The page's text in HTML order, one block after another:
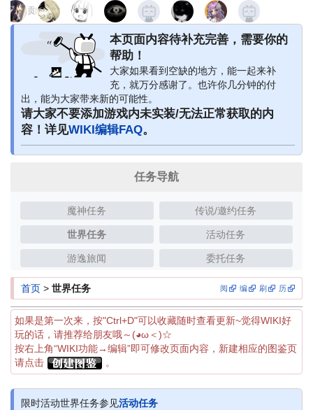
跳
到
跳
到
页面贡献者 :
本页面内容待补充完善，需要你的
帮助！
大家如果看到空缺的地方，能一起来补
充，就万分感谢了。也许你几分钟的付
出，能为大家带来新的可能性。
请大家不要添加游戏内未实装/无法正常获取的内
容！详见WIKI编辑FAQ。
任务导航
魔神任务 传说/邀约任务
世界任务 活动任务
游逸旅闻 委托任务
阅 编 刷 历
首页 > 世界任务
如果是第一次来，按"Ctrl+D"可以收藏随时查看更新~觉得WIKI好
玩的话，请推荐给朋友哦～(◕ω＜)☆
按右上角“WIKI功能→编辑”即可修改页面内容，新建相应的图鉴页
请点击
。
限时活动世界任务参见活动任务